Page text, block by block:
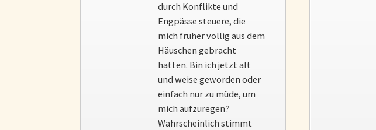
durch Konflikte und
Engpässe steuere, die
mich früher völlig aus dem
Häuschen gebracht
hätten. Bin ich jetzt alt
und weise geworden oder
einfach nur zu müde, um
mich aufzuregen?
Wahrscheinlich stimmt